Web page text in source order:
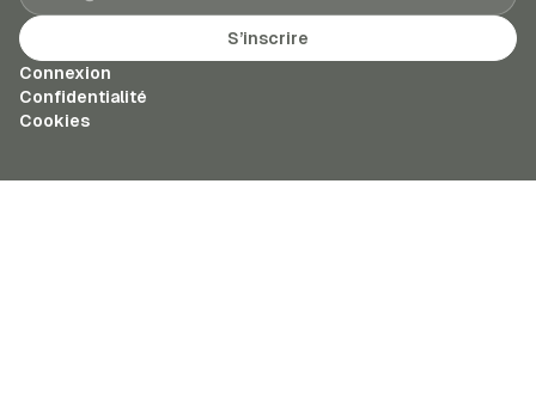
S’inscrire
Connexion
Confidentialité
Cookies